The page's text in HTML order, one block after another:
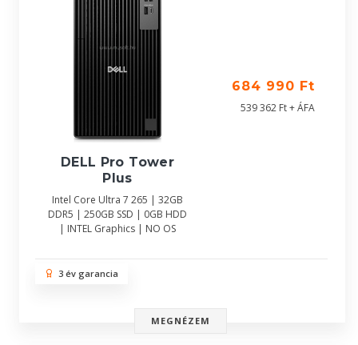
DELL Pro Tower
Plus
Intel Core Ultra 7 265 | 32GB
DDR5 | 250GB SSD | 0GB HDD
| INTEL Graphics | NO OS
684 990 Ft
539 362 Ft + ÁFA
3 év garancia
MEGNÉZEM